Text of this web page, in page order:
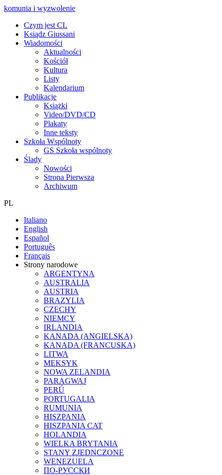
komunia i wyzwolenie
Czym jest CL
Ksiądz Giussani
Wiadomości
Aktualności
Kościół
Kultura
Listy
Kalendarium
Publikacje
Książki
Video/DVD/CD
Plakaty
Inne teksty
Szkoła Wspólnoty
GS Szkoła wspólnoty
Ślady
Nowości
Strona Pierwsza
Archiwum
PL
Italiano
English
Español
Português
Français
Strony narodowe
ARGENTYNA
AUSTRALIA
AUSTRIA
BRAZYLIA
CZECHY
NIEMCY
IRLANDIA
KANADA (ANGIELSKA)
KANADA (FRANCUSKA)
LITWA
MEKSYK
NOWA ZELANDIA
PARAGWAJ
PERÚ
PORTUGALIA
RUMUNIA
HISZPANIA
HISZPANIA CAT
HOLANDIA
WIELKA BRYTANIA
STANY ZJEDNCZONE
WENEZUELA
ПО-РУССКИ